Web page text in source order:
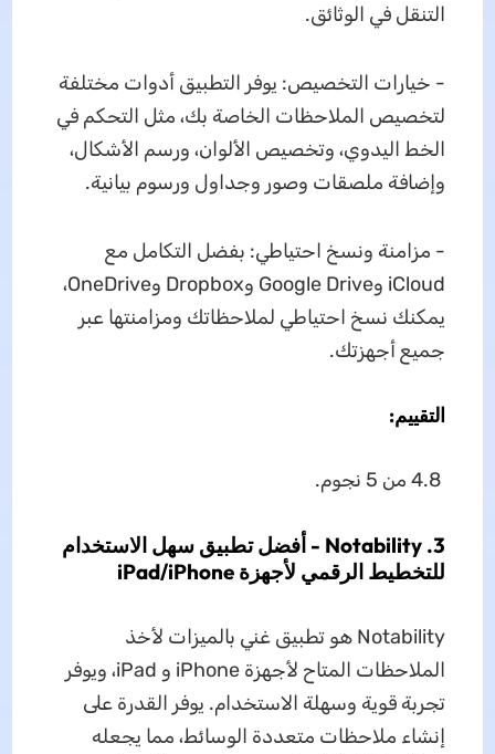
التنقل في الوثائق.
- خيارات التخصيص: يوفر التطبيق أدوات مختلفة
لتخصيص الملاحظات الخاصة بك، مثل التحكم في
الخط اليدوي، وتخصيص الألوان، ورسم الأشكال،
وإضافة ملصقات وصور وجداول ورسوم بيانية.
- مزامنة ونسخ احتياطي: بفضل التكامل مع
iCloud وGoogle Drive وDropbox وOneDrive،
يمكنك نسخ احتياطي لملاحظاتك ومزامنتها عبر
جميع أجهزتك.
التقييم:
3. Notability - أفضل تطبيق سهل الاستخدام
للتخطيط الرقمي لأجهزة iPad/iPhone
Notability هو تطبيق غني بالميزات لأخذ
الملاحظات المتاح لأجهزة iPhone و iPad، ويوفر
تجربة قوية وسهلة الاستخدام. يوفر القدرة على
إنشاء ملاحظات متعددة الوسائط، مما يجعله